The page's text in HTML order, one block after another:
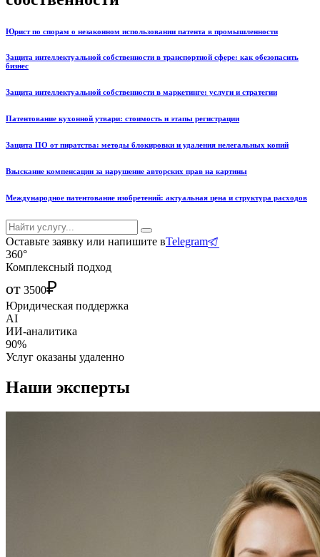
Юрист по спорам о незаконном использовании патента в промышленности
Защита интеллектуальной собственности в транспортной сфере: как обезопасить
бизнес
Защита интеллектуальной собственности в маркетинге: услуги и стратегии
Патентование кухонной утвари: стоимость и этапы регистрации
Защита ПО от пиратства: методы блокировки и удаления нелегальных копий
Взыскание компенсации за нарушение авторских прав на картины
Международное патентование изобретений: актуальная цена и структура расходов
Оставьте заявку или напишите вTelegram
360°
Комплексный подход
от 3500₽
Юридическая поддержка
AI
ИИ-аналитика
90%
Услуг оказаны удаленно
Наши эксперты